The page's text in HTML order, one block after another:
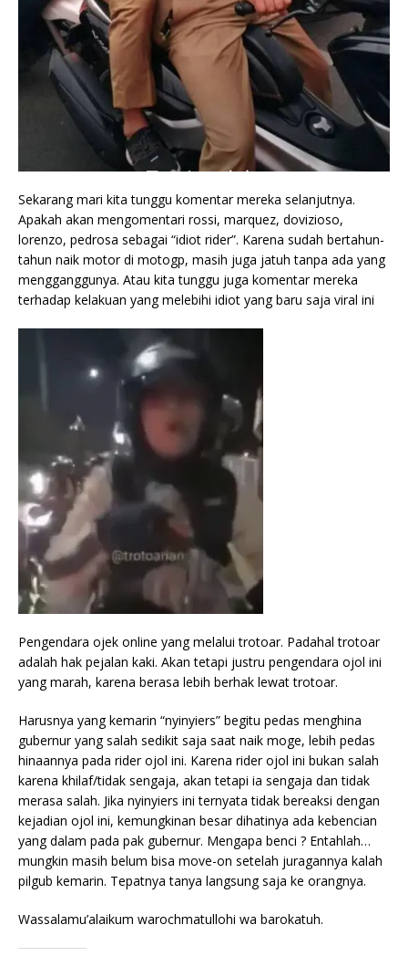
Sekarang mari kita tunggu komentar mereka selanjutnya.
Apakah akan mengomentari rossi, marquez, dovizioso,
lorenzo, pedrosa sebagai “idiot rider”. Karena sudah bertahun-
tahun naik motor di motogp, masih juga jatuh tanpa ada yang
mengganggunya. Atau kita tunggu juga komentar mereka
terhadap kelakuan yang melebihi idiot yang baru saja viral ini
Pengendara ojek online yang melalui trotoar. Padahal trotoar
adalah hak pejalan kaki. Akan tetapi justru pengendara ojol ini
yang marah, karena berasa lebih berhak lewat trotoar.
Harusnya yang kemarin “nyinyiers” begitu pedas menghina
gubernur yang salah sedikit saja saat naik moge, lebih pedas
hinaannya pada rider ojol ini. Karena rider ojol ini bukan salah
karena khilaf/tidak sengaja, akan tetapi ia sengaja dan tidak
merasa salah. Jika nyinyiers ini ternyata tidak bereaksi dengan
kejadian ojol ini, kemungkinan besar dihatinya ada kebencian
yang dalam pada pak gubernur. Mengapa benci ? Entahlah…
mungkin masih belum bisa move-on setelah juragannya kalah
pilgub kemarin. Tepatnya tanya langsung saja ke orangnya.
Wassalamu’alaikum warochmatullohi wa barokatuh.